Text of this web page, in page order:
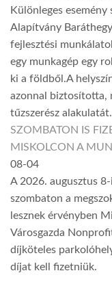
Különleges
Alapítvány
fejlesztési
egy munkagép egy
ki a földből.A
azonnal biztosította,
tűzszerész alakulatát.
SZOMBATON IS
MISKOLCON A
08-04
A 2026. augusztus
szombaton a
lesznek érvényben
Városgazda
díjköteles
díjat kell fizetniük.